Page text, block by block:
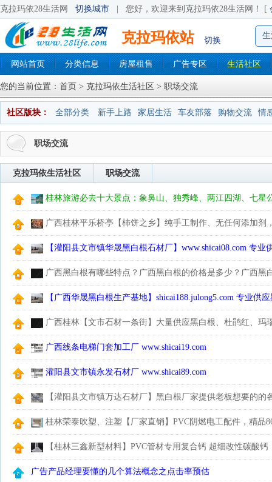
克拉玛依28生活网 切换城市 您好，欢迎来到克拉玛依28生活网！ [
克拉玛依站 切换
网站首页 分类信息 房屋租售 广告专区 生活社区
您的当前位置： 首页 > 克拉玛依生活社区 > 职场交流
社区版块： 全部分类 新手上路 家居生活 车友部落 购物交流 情
职场交流
克拉玛依生活社区 职场交流
桂林旅游必去十大景点：象鼻山、独秀峰、两江四湖、七星
西街、遇龙河、银子岩等
广西桂林平乐桥亭【柿饼之乡】纯手工制作、无任何添加剂
联系订购！
【灌阳县文市镇华晟黑白根石材厂】www.shicai08.com 专
广西黑白根有哪些特点？广西黑白根的价格是多少？广西黑
牌口碑最好？
【广西华晟黑白根生产基地】shicai188.julong5.com 专业供
广西桂林【文市石材一条街】大量供应黑白根、杜鹃红、玛
花、木纹石等产品
广西线条电梯门套加工厂 www.shicai19.com
灌阳县文市镇永发石材厂 www.shicai89.com
【灌阳县文市镇万达石材厂】黑白根厂家提供老板想要的的
桂林荣泰吹塑、注塑【厂家直销】PVC阴燃电工配件，精品
【桂林三鑫新型材料】PVC管材专用复合钙 超细改性碳酸钙
广告产品经理要懂的几个算法概念之点击率预估